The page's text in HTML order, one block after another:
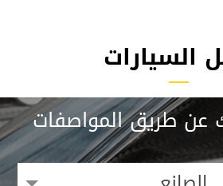
السيارات
عن طريق المواصفات